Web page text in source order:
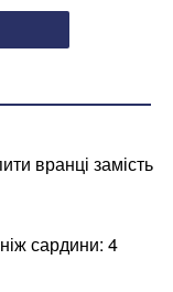
вранці замість
сардини: 4